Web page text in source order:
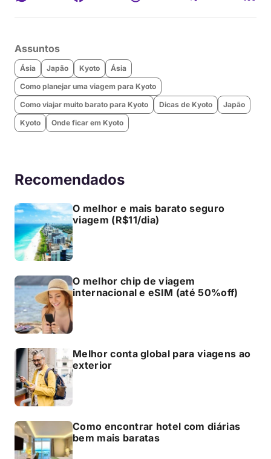
Assuntos
Ásia Japão Kyoto
Ásia
Como planejar uma viagem para Kyoto
Como viajar muito barato para Kyoto
Dicas de Kyoto
Japão
Kyoto
Onde ficar em Kyoto
Recomendados
O melhor e mais barato seguro
viagem (R$11/dia)
O melhor chip de viagem
internacional e eSIM (até 50%off)
Melhor conta global para viagens ao
exterior
Como encontrar hotel com diárias
bem mais baratas